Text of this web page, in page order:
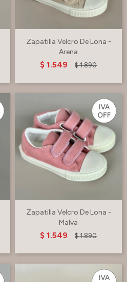
Zapatilla Velcro De Lona -
Arena
$ 1.549 $ 1.890
Zapatilla Velcro De Lona -
Malva
$ 1.549 $ 1.890